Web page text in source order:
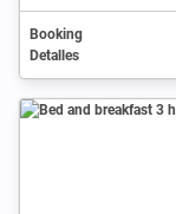
Booking
Detalles